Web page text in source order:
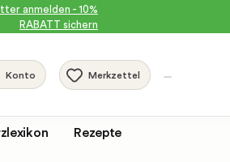
anmelden - 10%
RABATT sichern
Konto Merkzettel
Rezepte